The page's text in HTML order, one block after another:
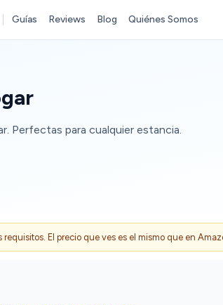
Guías Reviews Blog Quiénes Somos
Perfectas para cualquier estancia.
El precio que ves es el mismo que en